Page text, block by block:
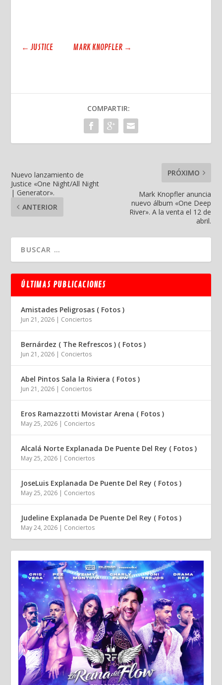
←JUSTICE MARK KNOPFLER→
COMPARTIR:
Nuevo lanzamiento de
Justice «One Night/All Night
| Generator».
ANTERIOR
PRÓXIMO
Mark Knopfler anuncia
nuevo álbum «One Deep
River». A la venta el 12 de
abril.
ÚLTIMAS PUBLICACIONES
Amistades Peligrosas ( Fotos )
Jun 21, 2026 | Conciertos
Bernárdez ( The Refrescos ) ( Fotos )
Jun 21, 2026 | Conciertos
Abel Pintos Sala la Riviera ( Fotos )
Jun 21, 2026 | Conciertos
Eros Ramazzotti Movistar Arena ( Fotos )
May 25, 2026 | Conciertos
Alcalá Norte Explanada De Puente Del Rey ( Fotos )
May 25, 2026 | Conciertos
JoseLuis Explanada De Puente Del Rey ( Fotos )
May 25, 2026 | Conciertos
Judeline Explanada De Puente Del Rey ( Fotos )
May 24, 2026 | Conciertos